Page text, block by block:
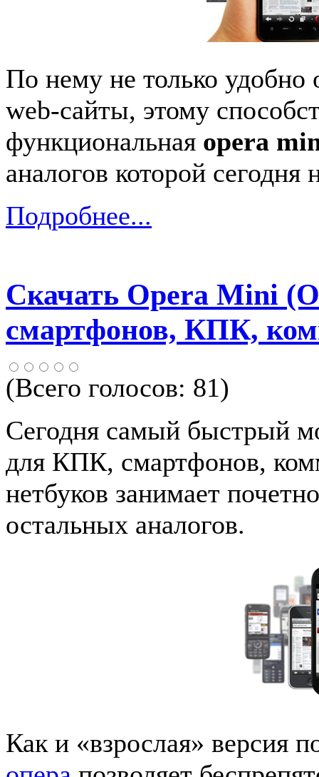
По нему не только удобно
web-сайты, этому
функциональная opera
аналогов которой сегодня
Подробнее...
Скачать Opera Mini
смартфонов, КПК,
(Всего голосов: 81)
Сегодня самый быстрый
для КПК, смартфонов,
нетбуков занимает
остальных аналогов.
Как и «взрослая» версия